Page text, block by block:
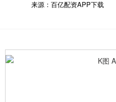
来源：百亿配资APP下载